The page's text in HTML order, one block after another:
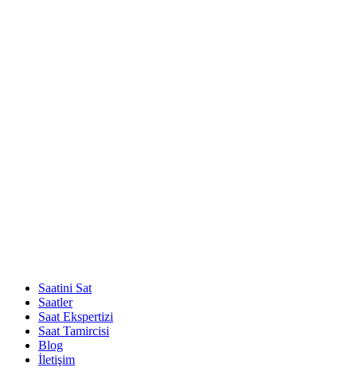
Saatini Sat
Saatler
Saat Ekspertizi
Saat Tamircisi
Blog
İletişim